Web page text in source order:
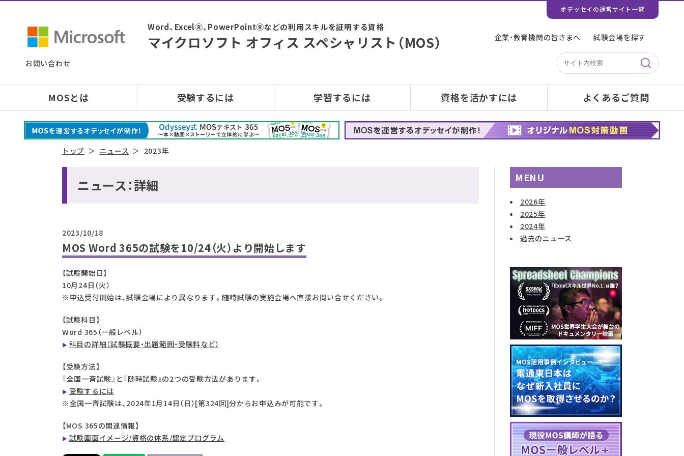
オデッセイの運営サイト一覧
Word、ExcelⓇ、PowerPointⓇなどの利用スキルを証明する資格
マイクロソフト オフィス スペシャリスト（MOS） 企業・教育機関の皆さまへ 試験会場を探す
お問い合わせ
MOSとは 受験するには 学習するには 資格を活かすには よくあるご質問
トップ ニュース 2023年
ニュース：詳細
2023/10/18
MOS Word 365の試験を10/24（火）より開始します
【試験開始日】
10月24日（火）
※申込受付開始は、試験会場により異なります。随時試験の実施会場へ直接お問い合せください。
【試験科目】
Word 365（一般レベル）
科目の詳細（試験概要・出題範囲・受験料など）
【受験方法】
『全国一斉試験』と『随時試験』の2つの受験方法があります。
受験するには
※全国一斉試験は、2024年1月14日（日）[第324回]分からお申込みが可能です。
【MOS 365の関連情報】
試験画面イメージ/資格の体系/認定プログラム
MENU
2026年
2025年
2024年
過去のニュース